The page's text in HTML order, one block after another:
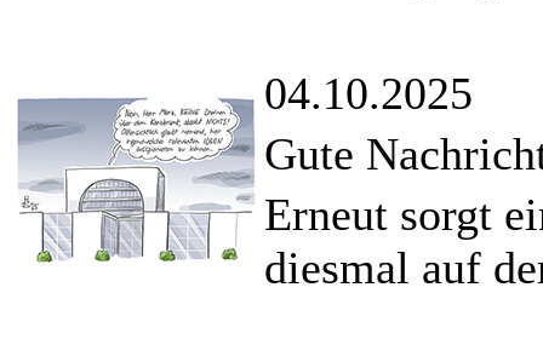
04.10.2025
Gute
Erneut sorgt
diesmal auf